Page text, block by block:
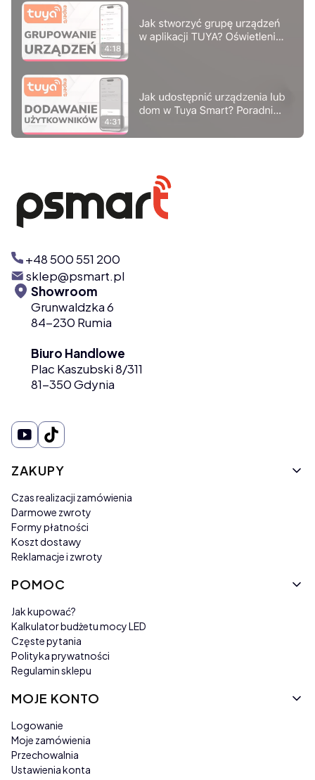
+48 500 551 200
sklep@psmart.pl
Showroom
Grunwaldzka 6
84-230 Rumia
Biuro Handlowe
Plac Kaszubski 8/311
81-350 Gdynia
Linki w stopce
ZAKUPY
Czas realizacji zamówienia
Darmowe zwroty
Formy płatności
Koszt dostawy
Reklamacje i zwroty
POMOC
Jak kupować?
Kalkulator budżetu mocy LED
Częste pytania
Polityka prywatności
Regulamin sklepu
MOJE KONTO
Logowanie
Moje zamówienia
Przechowalnia
Ustawienia konta